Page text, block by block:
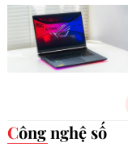
Công nghệ số